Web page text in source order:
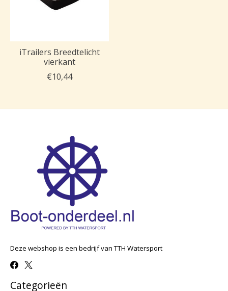
iTrailers Breedtelicht
vierkant
€10,44
Deze webshop is een bedrijf van TTH Watersport
Categorieën